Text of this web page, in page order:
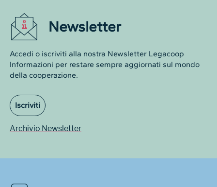
Newsletter
Accedi o iscriviti alla nostra Newsletter Legacoop
Informazioni per restare sempre aggiornati sul mondo
della cooperazione.
Iscriviti
Archivio Newsletter